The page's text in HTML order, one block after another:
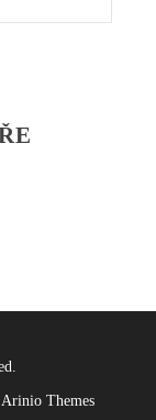
Themes